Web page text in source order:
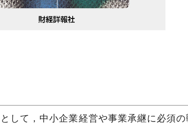
して，中小企業経営や事業承継に必須